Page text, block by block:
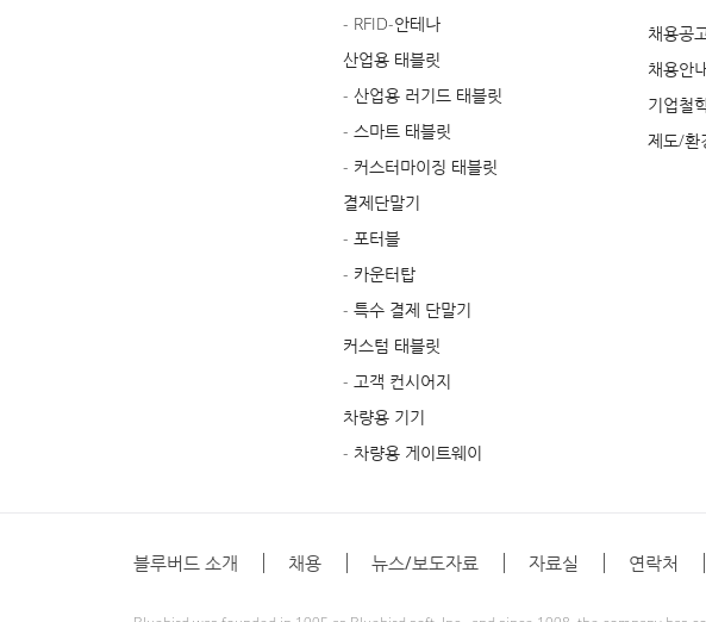
- RFID-안테나
산업용 태블릿
- 산업용 러기드 태블릿
- 스마트 태블릿
- 커스터마이징 태블릿
결제단말기
- 포터블
- 카운터탑
- 특수 결제 단말기
커스텀 태블릿
- 고객 컨시어지
차량용 기기
- 차량용 게이트웨이
채용공
채용안
기업철
제도/환
블루버드 소개 채용 뉴스/보도자료 자료실 연락처